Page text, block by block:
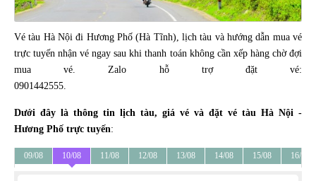
Vé tàu Hà Nội đi Hương Phố (Hà Tĩnh), lịch tàu và hướng dẫn mua vé
trực tuyến nhận vé ngay sau khi thanh toán không cần xếp hàng chờ đợi
mua vé. Zalo hỗ trợ đặt vé:
0901442555.
Dưới đây là thông tin lịch tàu, giá vé và đặt vé tàu Hà Nội -
Hương Phố trực tuyến:
09/08 10/08 11/08 12/08 13/08 14/08 15/08 16/08